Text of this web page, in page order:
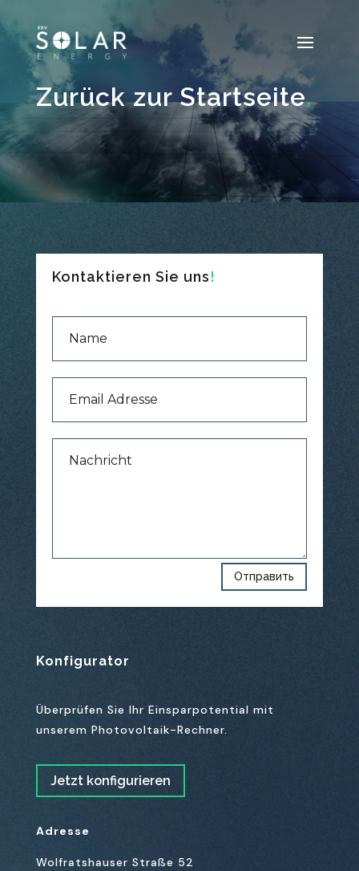
Zurück zur Startseite.
Kontaktieren Sie uns!
Отправить
Konfigurator
Überprüfen Sie Ihr Einsparpotential mit
unserem Photovoltaik-Rechner.
Jetzt konfigurieren
Adresse
Wolfratshauser Straße 52